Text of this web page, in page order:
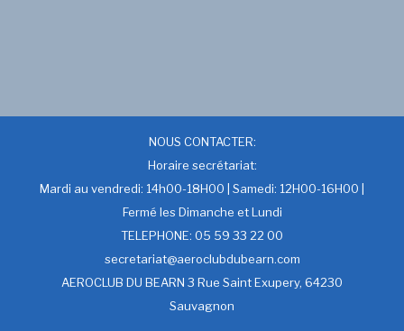
NOUS CONTACTER:
Horaire secrétariat:
Mardi au vendredi: 14h00-18H00 | Samedi: 12H00-16H00 |
Fermé les Dimanche et Lundi
TELEPHONE: 05 59 33 22 00
secretariat@aeroclubdubearn.com
AEROCLUB DU BEARN 3 Rue Saint Exupery, 64230
Sauvagnon